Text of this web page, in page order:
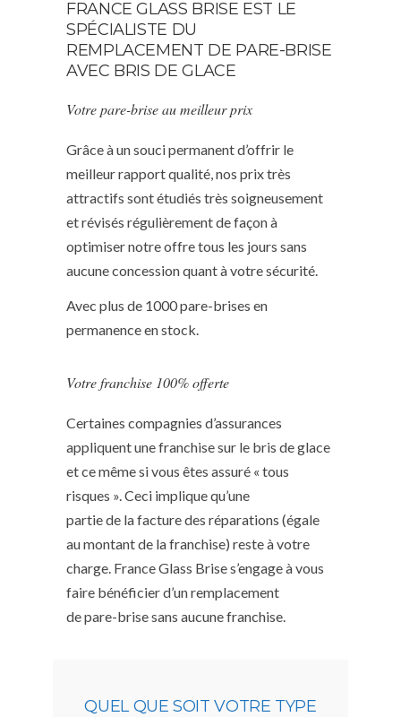
FRANCE GLASS BRISE EST LE
SPÉCIALISTE DU
REMPLACEMENT DE PARE-BRISE
AVEC BRIS DE GLACE
Votre pare-brise au meilleur prix
Grâce à un souci permanent d’offrir le
meilleur rapport qualité, nos prix très
attractifs sont étudiés très soigneusement
et révisés régulièrement de façon à
optimiser notre offre tous les jours sans
aucune concession quant à votre sécurité.
Avec plus de 1000 pare-brises en
permanence en stock.
Votre franchise 100% offerte
Certaines compagnies d’assurances
appliquent une franchise sur le bris de glace
et ce même si vous êtes assuré « tous
risques ». Ceci implique qu’une
partie de la facture des réparations (égale
au montant de la franchise) reste à votre
charge. France Glass Brise s’engage à vous
faire bénéficier d’un remplacement
de pare-brise sans aucune franchise.
QUEL QUE SOIT VOTRE TYPE